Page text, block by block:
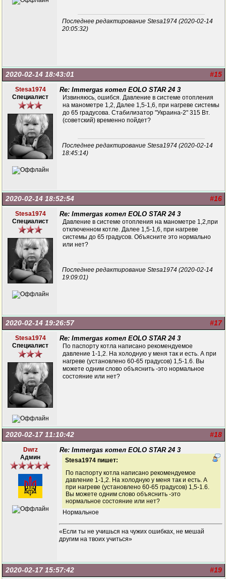
Последнее редактирование Stesa1974 (2020-02-14
20:05:32)
#15
2020-02-14 18:43:01
Stesa1974
Специалист
Re: Immergas котел EOLO STAR 24 3
Извиняюсь, ошибся. Давление в системе отопления
на манометре 1,2, Далее 1,5-1,6, при нагреве системы
до 65 градусова. Стабилизатор "Украина-2" 315 Вт.
(советский) временно пойдет?
Последнее редактирование Stesa1974 (2020-02-14
18:45:14)
#16
2020-02-14 18:52:54
Stesa1974
Специалист
Re: Immergas котел EOLO STAR 24 3
Давление в системе отопления на манометре 1,2,при
отключенном котле. Далее 1,5-1,6, при нагреве
системы до 65 градусов. Объясните это нормально
или нет?
Последнее редактирование Stesa1974 (2020-02-14
19:09:01)
#17
2020-02-14 19:26:57
Stesa1974
Специалист
Re: Immergas котел EOLO STAR 24 3
По паспорту котла написано рекомендуемое
давление 1-1,2. На холодную у меня так и есть. А при
нагреве (установлено 60-65 градусов) 1,5-1.6. Вы
можете одним слово объяснить -это нормальное
состояние или нет?
#18
2020-02-17 11:10:42
Dwrz
Админ
Re: Immergas котел EOLO STAR 24 3
Stesa1974 пишет:
По паспорту котла написано рекомендуемое
давление 1-1,2. На холодную у меня так и есть. А
при нагреве (установлено 60-65 градусов) 1,5-1.6.
Вы можете одним слово объяснить -это
нормальное состояние или нет?
Нормальное
«Если ты не учишься на чужих ошибках, не мешай
другим на твоих учиться»
#19
2020-02-17 15:57:42